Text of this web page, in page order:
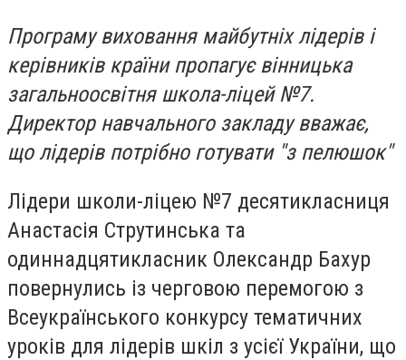
Програму виховання майбутніх лідерів і
керівників країни пропагує вінницька
загальноосвітня школа-ліцей №7.
Директор навчального закладу вважає,
що лідерів потрібно готувати "з пелюшок"
Лідери школи-ліцею №7 десятикласниця
Анастасія Струтинська та
одиннадцятикласник Олександр Бахур
повернулись із черговою перемогою з
Всеукраїнського конкурсу тематичних
уроків для лідерів шкіл з усієї України, що